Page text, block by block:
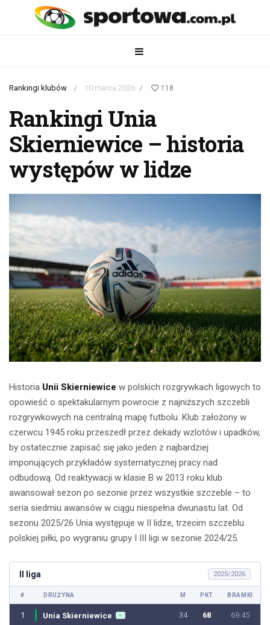
Rankingi klubów / 10 marca 2026 / 118
Rankingi Unia
Skierniewice – historia
występów w lidze
Historia Unii Skierniewice w polskich rozgrywkach ligowych to
opowieść o spektakularnym powrocie z najniższych szczebli
rozgrywkowych na centralną mapę futbolu. Klub założony w
czerwcu 1945 roku przeszedł przez dekady wzlotów i upadków,
by ostatecznie zapisać się jako jeden z najbardziej
imponujących przykładów systematycznej pracy nad
odbudową. Od reaktywacji w klasie B w 2013 roku klub
awansował sezon po sezonie przez wszystkie szczeble – to
seria siedmiu awansów w ciągu niespełna dwunastu lat. Od
sezonu 2025/26 Unia występuje w II lidze, trzecim szczeblu
polskiej piłki, po wygraniu grupy I III ligi w sezonie 2024/25.
II liga 2025/2026
# DRUŻYNA M PKT BRAMKI
1 Unia Skierniewice ↑ 34 68 69:45